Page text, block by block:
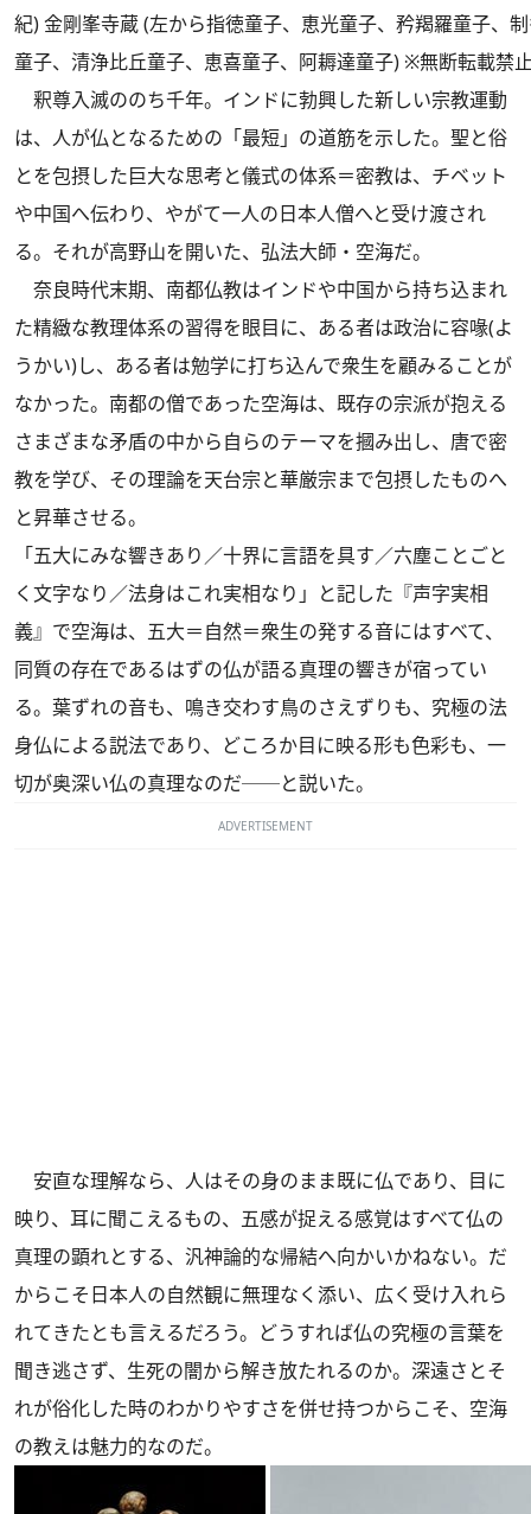
紀) 金剛峯寺蔵 (左から指徳童子、恵光童子、矜羯羅童子、
童子、清浄比丘童子、恵喜童子、阿耨達童子) ※無断転載禁
釈尊入滅ののち千年。インドに勃興した新しい宗教運動
は、人が仏となるための「最短」の道筋を示した。聖と俗
とを包摂した巨大な思考と儀式の体系＝密教は、チベット
や中国へ伝わり、やがて一人の日本人僧へと受け渡され
る。それが高野山を開いた、弘法大師・空海だ。
奈良時代末期、南都仏教はインドや中国から持ち込まれ
た精緻な教理体系の習得を眼目に、ある者は政治に容喙(よ
うかい)し、ある者は勉学に打ち込んで衆生を顧みることが
なかった。南都の僧であった空海は、既存の宗派が抱える
さまざまな矛盾の中から自らのテーマを摑み出し、唐で密
教を学び、その理論を天台宗と華厳宗まで包摂したものへ
と昇華させる。
「五大にみな響きあり／十界に言語を具す／六塵ことごと
く文字なり／法身はこれ実相なり」と記した『声字実相
義』で空海は、五大＝自然＝衆生の発する音にはすべて、
同質の存在であるはずの仏が語る真理の響きが宿ってい
る。葉ずれの音も、鳴き交わす鳥のさえずりも、究極の法
身仏による説法であり、どころか目に映る形も色彩も、一
切が奥深い仏の真理なのだ──と説いた。
ADVERTISEMENT
安直な理解なら、人はその身のまま既に仏であり、目に
映り、耳に聞こえるもの、五感が捉える感覚はすべて仏の
真理の顕れとする、汎神論的な帰結へ向かいかねない。だ
からこそ日本人の自然観に無理なく添い、広く受け入れら
れてきたとも言えるだろう。どうすれば仏の究極の言葉を
聞き逃さず、生死の闇から解き放たれるのか。深遠さとそ
れが俗化した時のわかりやすさを併せ持つからこそ、空海
の教えは魅力的なのだ。